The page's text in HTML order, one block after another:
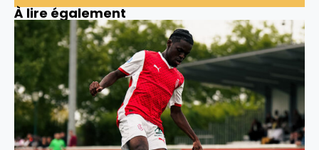
À lire également